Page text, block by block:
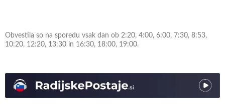
Obvestila so na sporedu vsak dan ob 2:20, 4:00, 6:00, 7:30, 8:53,
10:20, 12:20, 13:30 in 16:30, 18:00, 19:00.